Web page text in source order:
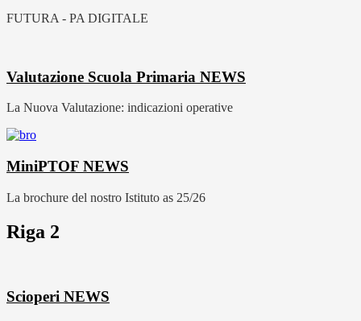
FUTURA - PA DIGITALE
Valutazione Scuola Primaria NEWS
La Nuova Valutazione: indicazioni operative
MiniPTOF NEWS
La brochure del nostro Istituto as 25/26
Riga 2
Scioperi NEWS